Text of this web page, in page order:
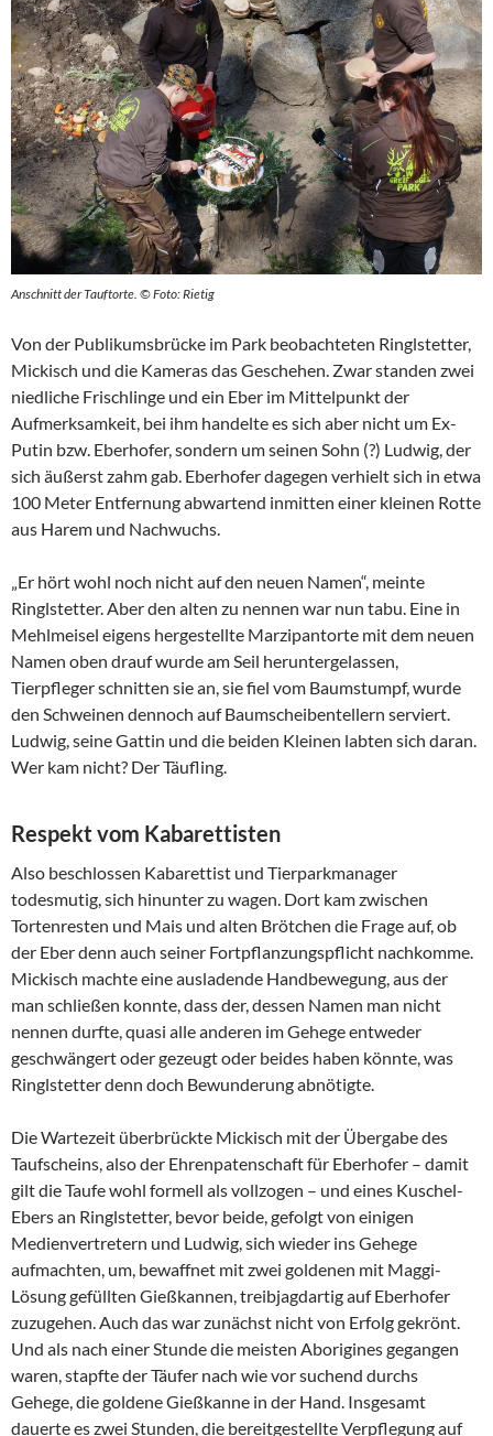
Anschnitt der Tauftorte. © Foto: Rietig
Von der Publikumsbrücke im Park beobachteten Ringlstetter,
Mickisch und die Kameras das Geschehen. Zwar standen zwei
niedliche Frischlinge und ein Eber im Mittelpunkt der
Aufmerksamkeit, bei ihm handelte es sich aber nicht um Ex-
Putin bzw. Eberhofer, sondern um seinen Sohn (?) Ludwig, der
sich äußerst zahm gab. Eberhofer dagegen verhielt sich in etwa
100 Meter Entfernung abwartend inmitten einer kleinen Rotte
aus Harem und Nachwuchs.
„Er hört wohl noch nicht auf den neuen Namen“, meinte
Ringlstetter. Aber den alten zu nennen war nun tabu. Eine in
Mehlmeisel eigens hergestellte Marzipantorte mit dem neuen
Namen oben drauf wurde am Seil heruntergelassen,
Tierpfleger schnitten sie an, sie fiel vom Baumstumpf, wurde
den Schweinen dennoch auf Baumscheibentellern serviert.
Ludwig, seine Gattin und die beiden Kleinen labten sich daran.
Wer kam nicht? Der Täufling.
Respekt vom Kabarettisten
Also beschlossen Kabarettist und Tierparkmanager
todesmutig, sich hinunter zu wagen. Dort kam zwischen
Tortenresten und Mais und alten Brötchen die Frage auf, ob
der Eber denn auch seiner Fortpflanzungspflicht nachkomme.
Mickisch machte eine ausladende Handbewegung, aus der
man schließen konnte, dass der, dessen Namen man nicht
nennen durfte, quasi alle anderen im Gehege entweder
geschwängert oder gezeugt oder beides haben könnte, was
Ringlstetter denn doch Bewunderung abnötigte.
Die Wartezeit überbrückte Mickisch mit der Übergabe des
Taufscheins, also der Ehrenpatenschaft für Eberhofer – damit
gilt die Taufe wohl formell als vollzogen – und eines Kuschel-
Ebers an Ringlstetter, bevor beide, gefolgt von einigen
Medienvertretern und Ludwig, sich wieder ins Gehege
aufmachten, um, bewaffnet mit zwei goldenen mit Maggi-
Lösung gefüllten Gießkannen, treibjagdartig auf Eberhofer
zuzugehen. Auch das war zunächst nicht von Erfolg gekrönt.
Und als nach einer Stunde die meisten Aborigines gegangen
waren, stapfte der Täufer nach wie vor suchend durchs
Gehege, die goldene Gießkanne in der Hand. Insgesamt
dauerte es zwei Stunden, die bereitgestellte Verpflegung auf